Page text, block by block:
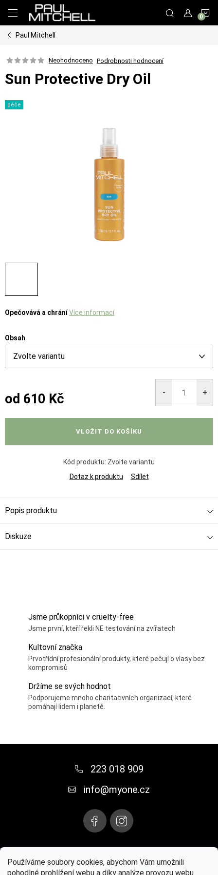
Používáme soubory cookies, abychom Vám umožnili
pohodlné prohlížení webu a díky analýze provozu webu
obsah
Paul Mitchell
Neohodnoceno Podrobnosti hodnocení
Sun Protective Dry Oil
péče
Opečovává a chráníVíce informací
Obsah
od 610 Kč
VLOŽIT DO KOŠÍKU
Kód produktu: Zvolte variantu
Dotaz k produktu
Sdílet
Popis produktu
Diskuze
Jsme průkopníci v cruelty-free
Jsme první, kteří řekli NE testování na zvířatech
Kultovní značka
Prvotřídní profesionální produkty, které pečují o vlasy bez
kompromisů
Držíme se svých hodnot
Podporujeme mnoho charitativních organizací, které
pomáhají lidem i planetě.
223 018 909
info@myone.cz
Instagram